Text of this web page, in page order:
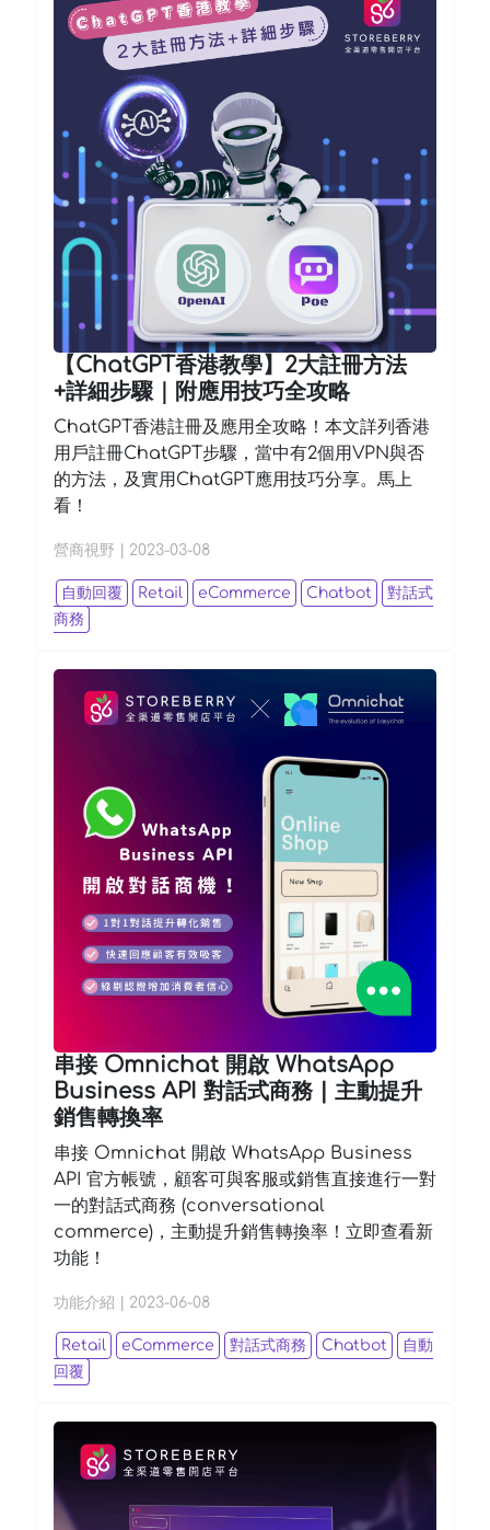
【ChatGPT香港教學】2大註冊方法
+詳細步驟｜附應用技巧全攻略
ChatGPT香港註冊及應用全攻略！本文詳列香港
用戶註冊ChatGPT步驟，當中有2個用VPN與否
的方法，及實用ChatGPT應用技巧分享。馬上
看！
營商視野 2023-03-08
自動回覆 Retail eCommerce Chatbot
對話式
商務
串接 Omnichat 開啟 WhatsApp
Business API 對話式商務 | 主動提升
銷售轉換率
串接 Omnichat 開啟 WhatsApp Business
API 官方帳號，顧客可與客服或銷售直接進行一對
一的對話式商務 (conversational
commerce)，主動提升銷售轉換率！立即查看新
功能！
功能介紹 2023-06-08
Retail eCommerce 對話式商務 Chatbot
自動
回覆